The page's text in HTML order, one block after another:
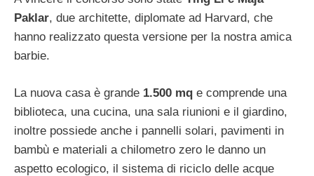
Paklar, due architette, diplomate ad Harvard, che
hanno realizzato questa versione per la nostra amica
barbie.
La nuova casa è grande 1.500 mq e comprende una
biblioteca, una cucina, una sala riunioni e il giardino,
inoltre possiede anche i pannelli solari, pavimenti in
bambù e materiali a chilometro zero le danno un
aspetto ecologico, il sistema di riciclo delle acque